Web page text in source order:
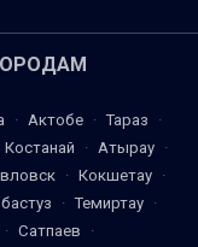
· Актобе · Тараз
·
Костанай · Атырау ·
· Кокшетау ·
· Темиртау ·
· Сатпаев ·